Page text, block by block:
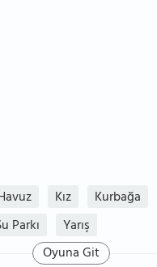
Kız
Kurbağa
Parkı Yarış
Oyuna Git